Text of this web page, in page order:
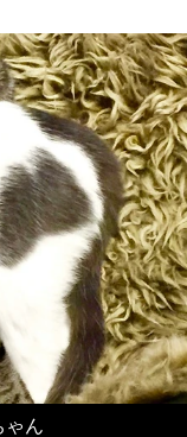
ゃん